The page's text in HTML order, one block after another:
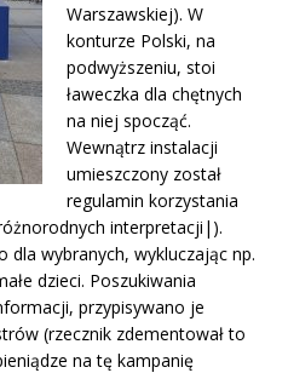
Warszawskiej). W
konturze Polski, na
podwyższeniu, stoi
ławeczka dla chętnych
na niej spocząć.
Wewnątrz instalacji
umieszczony został
regulamin korzystania
interpretacji|).
dla wybranych, wykluczając np.
dzieci. Poszukiwania
przypisywano je
(rzecznik zdementował to
na tę kampanię